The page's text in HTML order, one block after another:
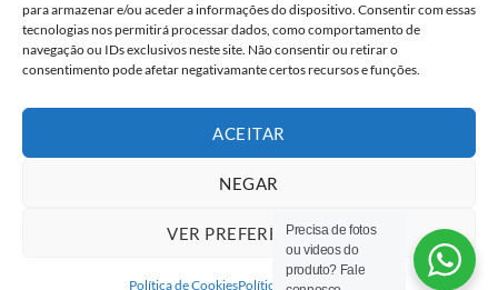
para armazenar e/ou aceder a informações do dispositivo. Consentir com essas
tecnologias nos permitirá processar dados, como comportamento de
navegação ou IDs exclusivos neste site. Não consentir ou retirar o
consentimento pode afetar negativamante certos recursos e funções.
ACEITAR
NEGAR
VER PREFERÊNCIAS
Política de CookiesPolítica de privacidade
Stripe MasterCardCash
Precisa de fotos
ou videos do
produto? Fale